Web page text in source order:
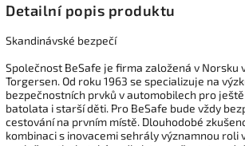
Detailní popis produktu
Skandinávské bezpečí
Společnost BeSafe je firma založená v Norsku
Torgersen. Od roku 1963 se specializuje na
bezpečnostních prvků v automobilech pro
batolata i starší děti. Pro BeSafe bude vždy
cestování na prvním místě. Dlouhodobé
kombinaci s inovacemi sehrály významnou roli